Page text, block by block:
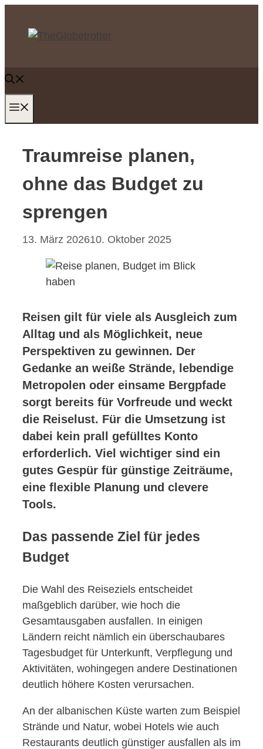
Inhalt
springen
Traumreise planen,
ohne das Budget zu
sprengen
13. März 202610. Oktober 2025
Reisen gilt für viele als Ausgleich zum
Alltag und als Möglichkeit, neue
Perspektiven zu gewinnen. Der
Gedanke an weiße Strände, lebendige
Metropolen oder einsame Bergpfade
sorgt bereits für Vorfreude und weckt
die Reiselust. Für die Umsetzung ist
dabei kein prall gefülltes Konto
erforderlich. Viel wichtiger sind ein
gutes Gespür für günstige Zeiträume,
eine flexible Planung und clevere
Tools.
Das passende Ziel für jedes
Budget
Die Wahl des Reiseziels entscheidet
maßgeblich darüber, wie hoch die
Gesamtausgaben ausfallen. In einigen
Ländern reicht nämlich ein überschaubares
Tagesbudget für Unterkunft, Verpflegung und
Aktivitäten, wohingegen andere Destinationen
deutlich höhere Kosten verursachen.
An der albanischen Küste warten zum Beispiel
Strände und Natur, wobei Hotels wie auch
Restaurants deutlich günstiger ausfallen als im